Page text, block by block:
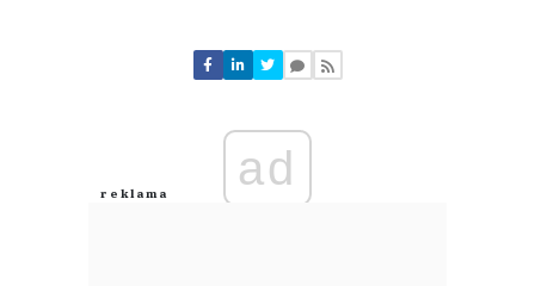
Nie znaleziono komentarzy
Zostaw swoje komentarze
Anuluj
ad